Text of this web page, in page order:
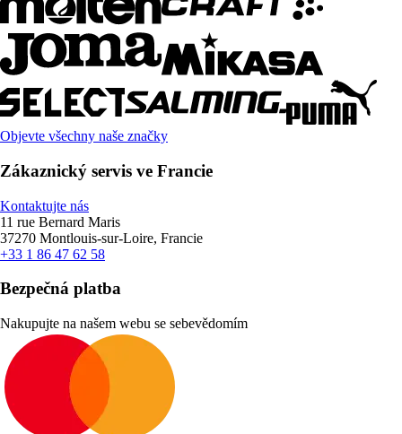
Objevte všechny naše značky
Zákaznický servis ve Francie
Kontaktujte nás
11 rue Bernard Maris
37270 Montlouis-sur-Loire, Francie
+33 1 86 47 62 58
Bezpečná platba
Nakupujte na našem webu se sebevědomím